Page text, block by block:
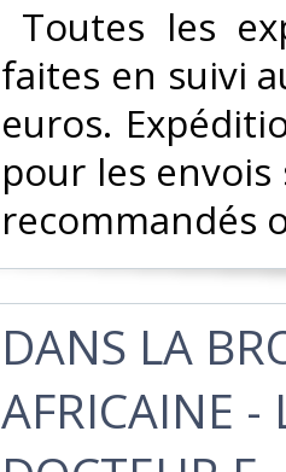
Toutes les
faites en suivi
euros.
pour les envois
recommandés
‎DANS LA
AFRICAINE -